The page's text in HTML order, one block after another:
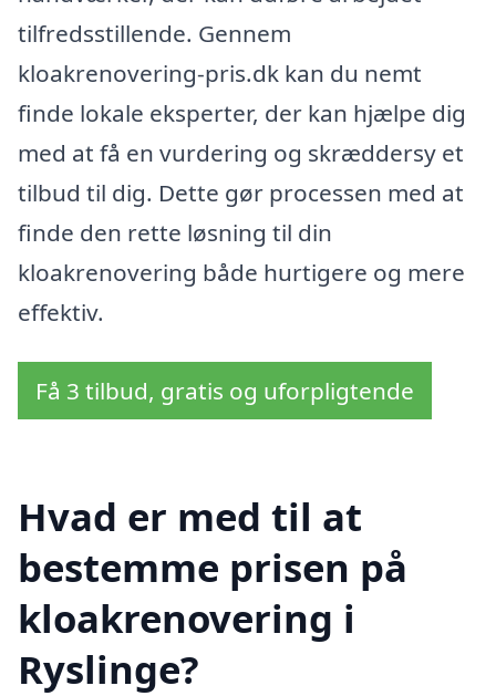
tilfredsstillende. Gennem
kloakrenovering-pris.dk kan du nemt
finde lokale eksperter, der kan hjælpe dig
med at få en vurdering og skræddersy et
tilbud til dig. Dette gør processen med at
finde den rette løsning til din
kloakrenovering både hurtigere og mere
effektiv.
Få 3 tilbud, gratis og uforpligtende
Hvad er med til at
bestemme prisen på
kloakrenovering i
Ryslinge?